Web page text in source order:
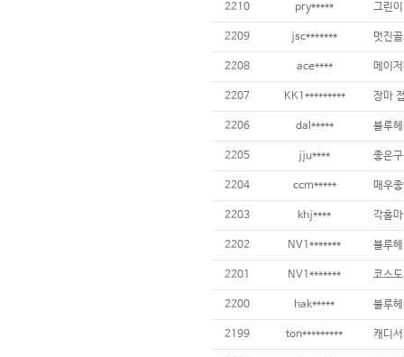
2210 pry*****
2209 jsc*******
2208 ace****
2207 KK1*********
2206 dal*****
2205 jju****
2204 ccm*****
2203 khj****
2202 NV1*******
2201 NV1*******
2200 hak***** 블루
2199 ton********* 캐디